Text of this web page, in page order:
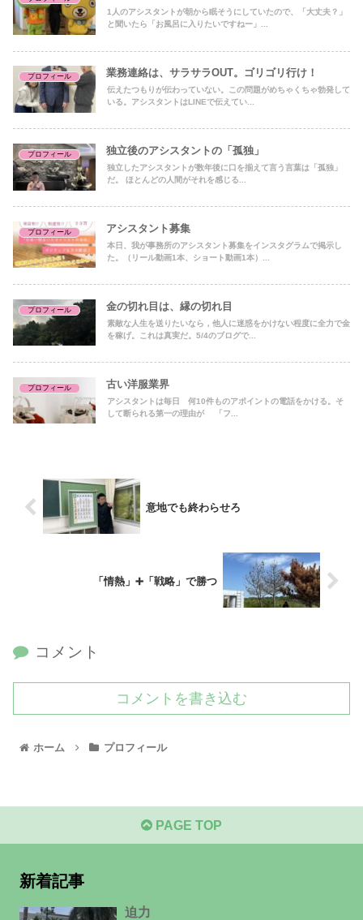
1人のアシスタントが朝から眠そうにしていたので、「大丈夫？」
と聞いたら「お風呂に入りたいですねー」...
プロフィール 業務連絡は、サラサラOUT。ゴリゴリ行け！
伝えたつもりが伝わっていない。この問題がめちゃくちゃ勃発して
いる。アシスタントはLINEで伝えてい...
プロフィール 独立後のアシスタントの「孤独」
独立したアシスタントが数年後に口を揃えて言う言葉は「孤独」
だ。 ほとんどの人間がそれを感じる...
プロフィール アシスタント募集
本日、我が事務所のアシスタント募集をインスタグラムで掲示し
た。（リール動画1本、ショート動画1本）...
プロフィール 金の切れ目は、縁の切れ目
素敵な人生を送りたいなら，他人に迷惑をかけない程度に全力で金
を稼げ。これは真実だ。5/4のブログで...
プロフィール 古い洋服業界
アシスタントは毎日 何10件ものアポイントの電話をかける。そ
して断られる第一の理由が 「フ...
意地でも終わらせろ
「情熱」➕「戦略」で勝つ
コメント
コメントを書き込む
ホーム プロフィール
PAGE TOP
新着記事
迫力